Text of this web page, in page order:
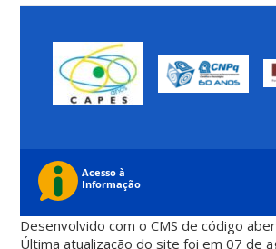
Desenvolvido com o CMS de código
Última atualização do site foi em 07 de